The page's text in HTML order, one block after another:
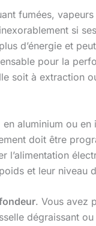
fumées,
si
d’énergie et
pour la
soit à extraction
en aluminium ou en
doit être
et leur niveau
. Vous avez
dégraissant